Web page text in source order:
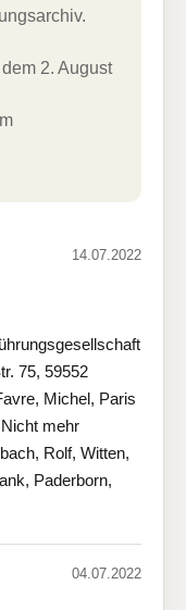
2. August
14.07.2022
75, 59552
Michel, Paris
mehr
Rolf, Witten,
Paderborn,
04.07.2022